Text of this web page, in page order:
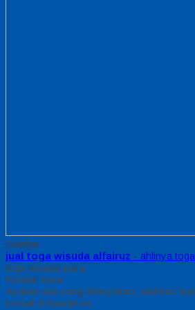
Sidebar
jual toga wisuda alfairuz - ahlinya
toga wisuda juara
Kontak Kami
Apabila ada yang ditanyakan, silahkan
kontak di bawah ini.